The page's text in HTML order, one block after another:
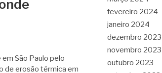
São Paulo pelo
de erosão térmica em
fevereiro 2024
janeiro 2024
dezembro 2023
novembro 2023
outubro 2023